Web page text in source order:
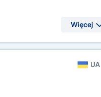
Więcej
UA